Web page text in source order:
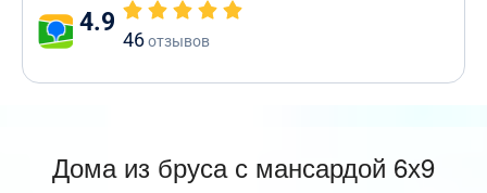
4.9
46отзывов
Дома из бруса с мансардой 6х9